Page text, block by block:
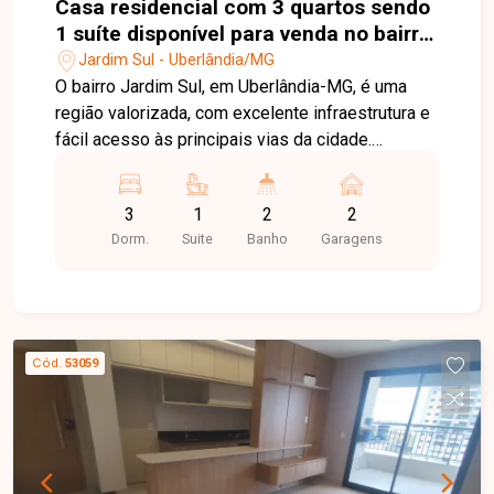
Casa residencial com 3 quartos sendo
1 suíte disponível para venda no bairro
Jardim Sul em Uberlândia-MG
Jardim Sul - Uberlândia/MG
O bairro Jardim Sul, em Uberlândia-MG, é uma
região valorizada, com excelente infraestrutura e
fácil acesso às principais vias da cidade.
restaurantes e diversos serviços, oferece
praticidade, conforto e qualidade de vida para
toda a família. Casa com aproximadamente
suíte com móveis planejados, penteadeira com
iluminação em LED, espelhos e ar-condicionado,
banheiro social e banheiro da suíte com armários
planejados e chuveiros. A cozinha é completa,
equipada com móveis planejados, forno
embutido, cooktop, depurador de ar e lava-louças.
3
Dorm.
1
Suite
2
Banho
2
Garagens
Cód. 53059